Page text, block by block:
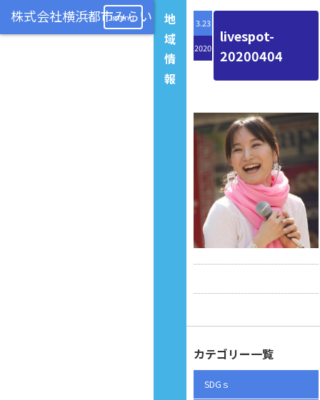
menu
地
域
情
報
3.23
2020
livespot-
20200404
カテゴリー一覧
SDGｓ